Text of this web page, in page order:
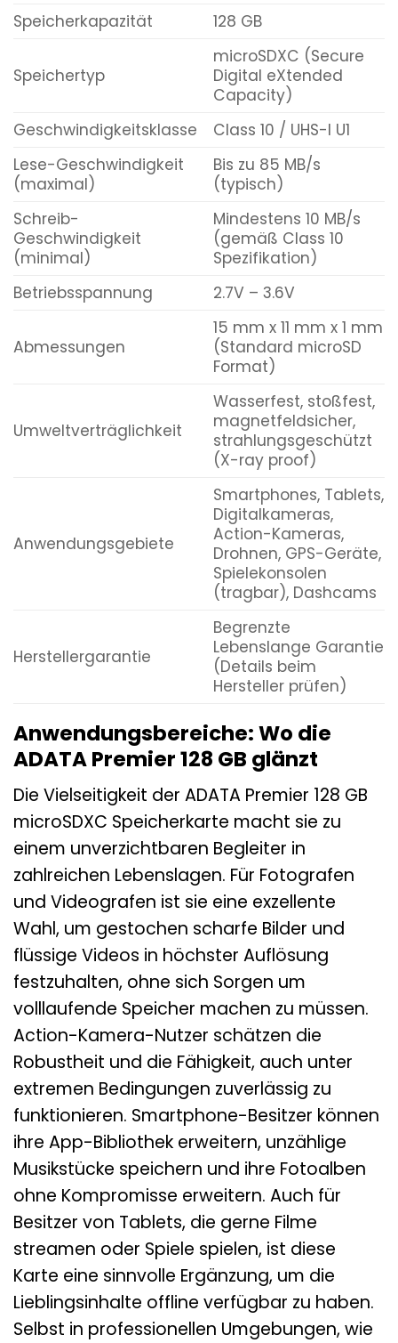
Speicherkapazität 128 GB
Speichertyp
microSDXC (Secure
Digital eXtended
Capacity)
Geschwindigkeitsklasse
Class 10 / UHS-I U1
Lese-Geschwindigkeit
(maximal)
Bis zu 85 MB/s
(typisch)
Schreib-
Geschwindigkeit
(minimal)
Mindestens 10 MB/s
(gemäß Class 10
Spezifikation)
Betriebsspannung
2.7V – 3.6V
Abmessungen
15 mm x 11 mm x 1 mm
(Standard microSD
Format)
Umweltverträglichkeit
Wasserfest, stoßfest,
magnetfeldsicher,
strahlungsgeschützt
(X-ray proof)
Anwendungsgebiete
Smartphones, Tablets,
Digitalkameras,
Action-Kameras,
Drohnen, GPS-Geräte,
Spielekonsolen
(tragbar), Dashcams
Herstellergarantie
Begrenzte
Lebenslange Garantie
(Details beim
Hersteller prüfen)
Anwendungsbereiche: Wo die
ADATA Premier 128 GB glänzt
Die Vielseitigkeit der ADATA Premier 128 GB
microSDXC Speicherkarte macht sie zu
einem unverzichtbaren Begleiter in
zahlreichen Lebenslagen. Für Fotografen
und Videografen ist sie eine exzellente
Wahl, um gestochen scharfe Bilder und
flüssige Videos in höchster Auflösung
festzuhalten, ohne sich Sorgen um
volllaufende Speicher machen zu müssen.
Action-Kamera-Nutzer schätzen die
Robustheit und die Fähigkeit, auch unter
extremen Bedingungen zuverlässig zu
funktionieren. Smartphone-Besitzer können
ihre App-Bibliothek erweitern, unzählige
Musikstücke speichern und ihre Fotoalben
ohne Kompromisse erweitern. Auch für
Besitzer von Tablets, die gerne Filme
streamen oder Spiele spielen, ist diese
Karte eine sinnvolle Ergänzung, um die
Lieblingsinhalte offline verfügbar zu haben.
Selbst in professionellen Umgebungen, wie